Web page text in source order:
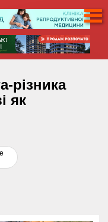
різника
як